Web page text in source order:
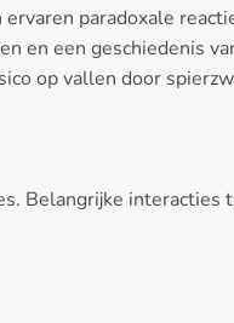
paradoxale
en een geschiedenis
op vallen door
Belangrijke interacties